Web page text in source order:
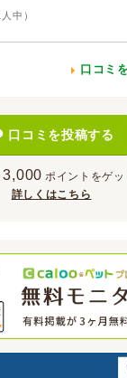
人中）
口コミ
口コミを投稿する
3,000 ポイント をゲッ
詳しくはこちら